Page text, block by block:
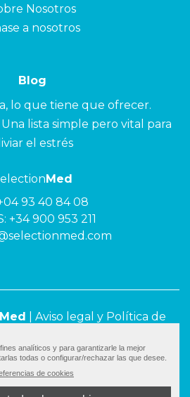
Nosotros
a nosotros
Blog
lo que tiene que ofrecer.
lista simple pero vital para
el estrés
Med
93 40 84 08
+34 900 953 211
Med
Aviso legal y Política de
analíticos y para garantizarle la mejor
todas o configurar/rechazar las que desee.
de cookies